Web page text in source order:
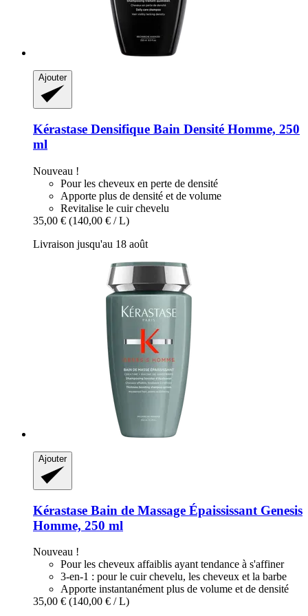
Ajouter
Kérastase Densifique Bain Densité Homme, 250
ml
Nouveau !
Pour les cheveux en perte de densité
Apporte plus de densité et de volume
Revitalise le cuir chevelu
35,00 € (140,00 € / L)
Livraison jusqu'au 18 août
Ajouter
Kérastase Bain de Massage Épaississant Genesis
Homme, 250 ml
Nouveau !
Pour les cheveux affaiblis ayant tendance à s'affiner
3-en-1 : pour le cuir chevelu, les cheveux et la barbe
Apporte instantanément plus de volume et de densité
35,00 € (140,00 € / L)